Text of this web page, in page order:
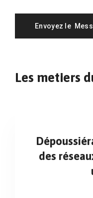
Les metiers
des